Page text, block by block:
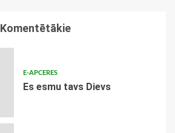
Komentētākie
E-APCERES
Es esmu tavs Dievs